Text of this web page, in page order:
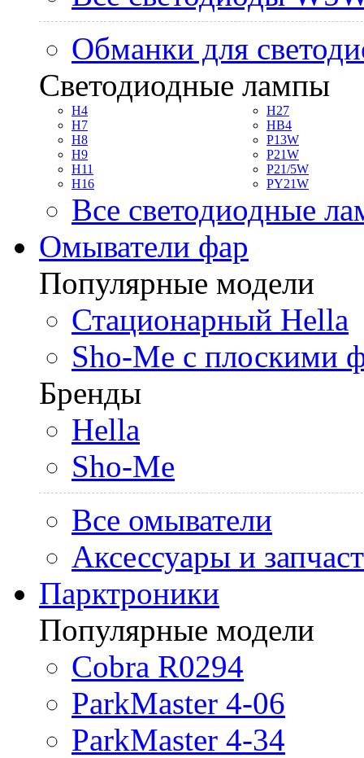
Обманки для
Светодиодные лампы
H4
H7
H8
H9
H11
H16
H27
HB4
P13W
P21W
P21/5W
PY21W
Все светодиодные
Омыватели фар
Популярные модели
Стационарный Hella
Sho-Me с плоскими
Бренды
Hella
Sho-Me
Все омыватели
Аксессуары и
Парктроники
Популярные модели
Cobra R0294
ParkMaster 4-06
ParkMaster 4-34